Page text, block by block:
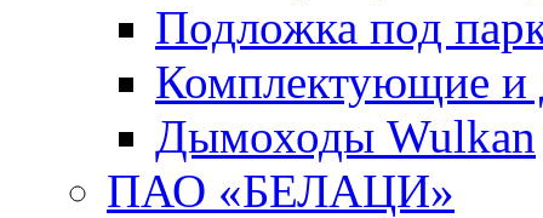
Подложка под
Комплектующие и
Дымоходы Wulkan
ПАО «БЕЛАЦИ»